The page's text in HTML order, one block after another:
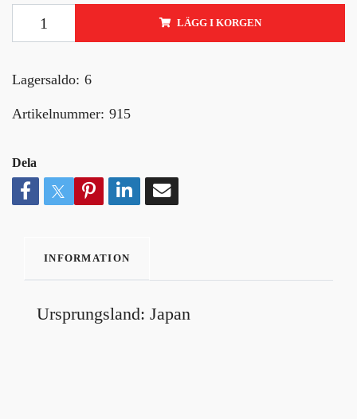
LÄGG I KORGEN
Lagersaldo: 6
Artikelnummer: 915
Dela
INFORMATION
Ursprungsland: Japan